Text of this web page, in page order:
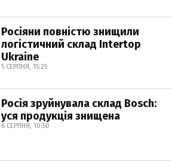
Росіяни повністю знищили
логістичний склад Intertop
Ukraine
5 СЕРПНЯ, 15:25
Росія зруйнувала склад Bosch:
уся продукція знищена
6 СЕРПНЯ, 10:50